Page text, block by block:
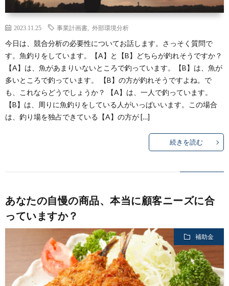
2023.11.25 事業計画書 外部環境分析
今日は、競合分析の必要性についてお話します。さっそく質問で
す。魚釣りをしています。【A】と【B】どちらが釣れそうですか？
【A】は、魚があまりいないところで釣っています。【B】は、魚が
多いところで釣っています。 【B】の方が釣れそうですよね。で
も、これならどうでしょうか？ 【A】は、一人で釣っています。
【B】は、周りに魚釣りをしている人がいっぱいいます。この場合
は、釣り場を独占できている【A】の方が […]
続きを読む
あなたの自慢の商品、本当に顧客ニーズに合
っていますか？
補助金